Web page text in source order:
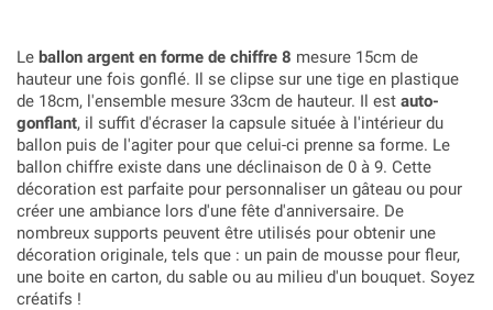
Le ballon argent en forme de chiffre 8 mesure 15cm de
hauteur une fois gonflé. Il se clipse sur une tige en plastique
de 18cm, l'ensemble mesure 33cm de hauteur. Il est auto-
gonflant, il suffit d'écraser la capsule située à l'intérieur du
ballon puis de l'agiter pour que celui-ci prenne sa forme. Le
ballon chiffre existe dans une déclinaison de 0 à 9. Cette
décoration est parfaite pour personnaliser un gâteau ou pour
créer une ambiance lors d'une fête d'anniversaire. De
nombreux supports peuvent être utilisés pour obtenir une
décoration originale, tels que : un pain de mousse pour fleur,
une boite en carton, du sable ou au milieu d'un bouquet. Soyez
créatifs !